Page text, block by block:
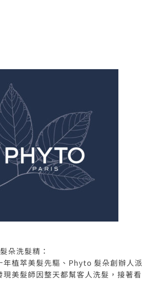
朵洗髮精：
年植萃美髮先驅、Phyto 髮朵創辦人派
美髮師因整天都幫客人洗髮，接著看